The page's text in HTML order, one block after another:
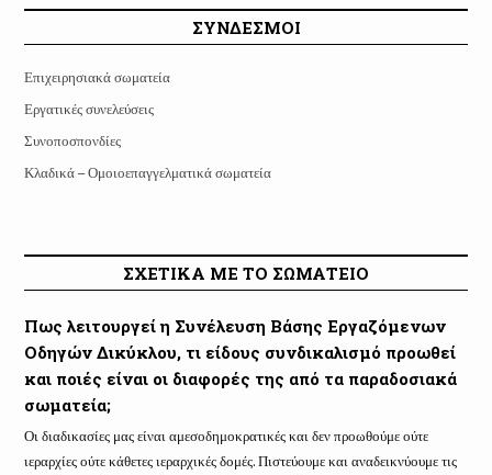
ΣΥΝΔΕΣΜΟΙ
Επιχειρησιακά σωματεία
Εργατικές συνελεύσεις
Συνοποσπονδίες
Κλαδικά – Ομοιοεπαγγελματικά σωματεία
ΣΧΕΤΙΚΑ ΜΕ ΤΟ ΣΩΜΑΤΕΙΟ
Πως λειτουργεί η Συνέλευση Βάσης Εργαζόμενων
Οδηγών Δικύκλου, τι είδους συνδικαλισμό προωθεί
και ποιές είναι οι διαφορές της από τα παραδοσιακά
σωματεία;
Οι διαδικασίες μας είναι αμεσοδημοκρατικές και δεν προωθούμε ούτε
ιεραρχίες ούτε κάθετες ιεραρχικές δομές. Πιστεύουμε και αναδεικνύουμε τις